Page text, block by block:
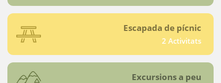
Escapada de pícnic
2 Activitats
Excursions a peu